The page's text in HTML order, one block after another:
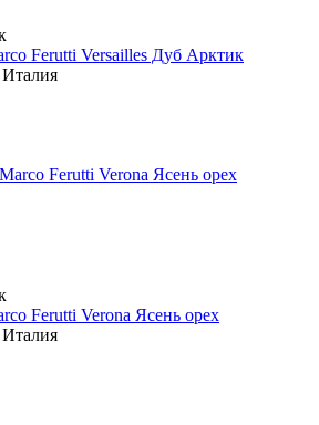
Ferutti Versailles Дуб Арктик
Италия
Ferutti Verona Ясень орех
Италия